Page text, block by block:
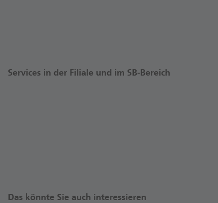
Services in der Filiale und im SB-Bereich
Das könnte Sie auch interessieren